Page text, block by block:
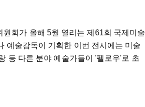
회가 올해 5월 열리는 제61회 국제미술
예술감독이 기획한 이번 전시에는 미술
등 다른 분야 예술가들이 '펠로우'로 초